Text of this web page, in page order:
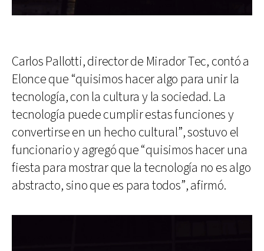
Carlos Pallotti, director de Mirador Tec, contó a
Elonce que “quisimos hacer algo para unir la
tecnología, con la cultura y la sociedad. La
tecnología puede cumplir estas funciones y
convertirse en un hecho cultural”, sostuvo el
funcionario y agregó que “quisimos hacer una
fiesta para mostrar que la tecnología no es algo
abstracto, sino que es para todos”, afirmó.